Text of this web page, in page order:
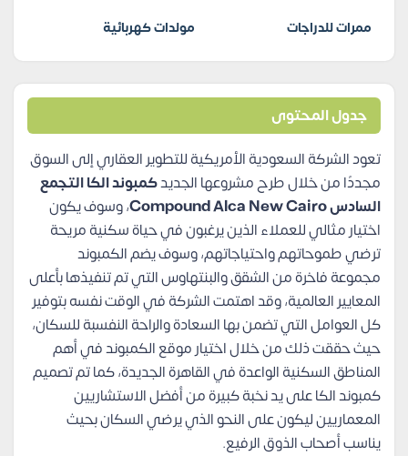
ممرات للدراجات
مولدات كهربائية
جدول المحتوى
تعود الشركة السعودية الأمريكية للتطوير العقاري إلى السوق
مجددًا من خلال طرح مشروعها الجديدكمبوند الكا التجمع
السادس Compound Alca New Cairo
، وسوف يكون
اختيار مثالي للعملاء الذين يرغبون في حياة سكنية مريحة
ترضي طموحاتهم واحتياجاتهم، وسوف يضم الكمبوند
مجموعة فاخرة من الشقق والبنتهاوس التي تم تنفيذها بأعلى
المعايير العالمية، وقد اهتمت الشركة في الوقت نفسه بتوفير
كل العوامل التي تضمن بها السعادة والراحة النفسبة للسكان،
حيث حققت ذلك من خلال اختيار موقع الكمبوند في أهم
المناطق السكنية الواعدة في القاهرة الجديدة، كما تم تصميم
كمبوند الكا على يد نخبة كبيرة من أفضل الاستشاريين
المعماريين ليكون على النحو الذي يرضي السكان بحيث
يناسب أصحاب الذوق الرفيع.